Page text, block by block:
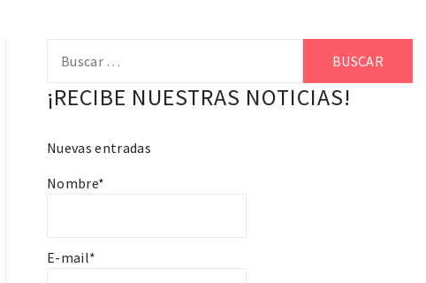
¡RECIBE NUESTRAS NOTICIAS!
Nuevas entradas
Nombre*
E-mail*